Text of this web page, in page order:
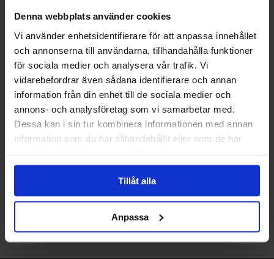
Denna webbplats använder cookies
Vi använder enhetsidentifierare för att anpassa innehållet
och annonserna till användarna, tillhandahålla funktioner
för sociala medier och analysera vår trafik. Vi
vidarebefordrar även sådana identifierare och annan
information från din enhet till de sociala medier och
annons- och analysföretag som vi samarbetar med.
Dessa kan i sin tur kombinera informationen med annan
information som du har tillhandahållit eller som de har
Tillåt alla
Anpassa
överrenskommelse föreligger, med Västkust Filter.
exempelvis filtermassor av aktivt kol o dyl. Ej heller
omfattas garantin av skador som orsakats av yttre
orsaker, såsom fasbortfall, strömstötar, åska,
isbildning och för hög temperatur. All reklamation skall
göras direkt till Västkust Filter.
Gratis offert för vattenfilter med
installation